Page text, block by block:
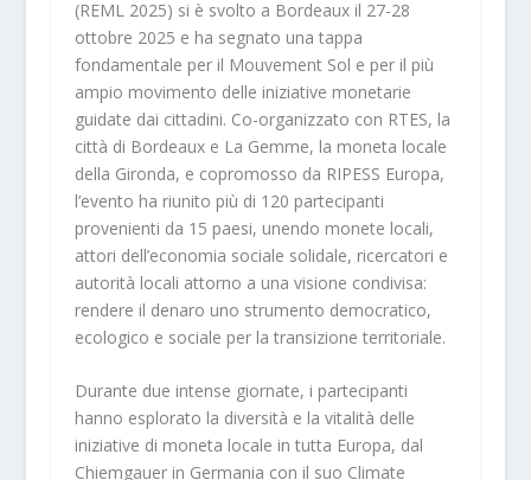
(REML 2025) si è svolto a Bordeaux il 27-28
ottobre 2025 e ha segnato una tappa
fondamentale per il Mouvement Sol e per il più
ampio movimento delle iniziative monetarie
guidate dai cittadini. Co-organizzato con RTES, la
città di Bordeaux e La Gemme, la moneta locale
della Gironda, e copromosso da RIPESS Europa,
l’evento ha riunito più di 120 partecipanti
provenienti da 15 paesi, unendo monete locali,
attori dell’economia sociale solidale, ricercatori e
autorità locali attorno a una visione condivisa:
rendere il denaro uno strumento democratico,
ecologico e sociale per la transizione territoriale.
Durante due intense giornate, i partecipanti
hanno esplorato la diversità e la vitalità delle
iniziative di moneta locale in tutta Europa, dal
Chiemgauer in Germania con il suo Climate